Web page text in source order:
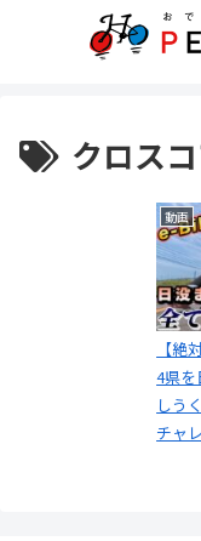
クロス
動画
【絶
4県
しう
チャ